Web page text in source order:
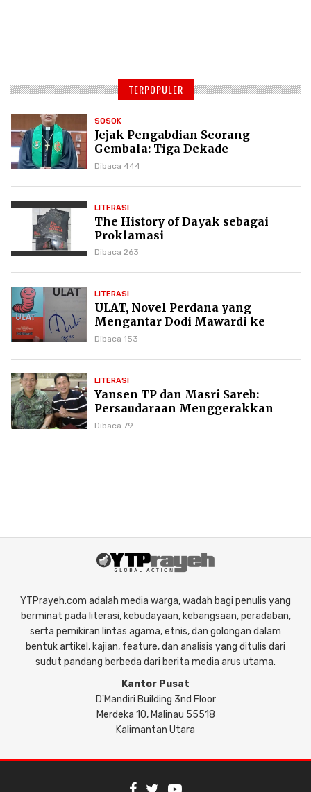
TERPOPULER
SOSOK
Jejak Pengabdian Seorang
Gembala: Tiga Dekade
Kepemimpinan Pdt. Dr. Yulius
Dibaca 444
LITERASI
The History of Dayak sebagai
Proklamasi
Dibaca 263
LITERASI
ULAT, Novel Perdana yang
Mengantar Dodi Mawardi ke
Puncak Karier Kepenulisan
Dibaca 153
LITERASI
Yansen TP dan Masri Sareb:
Persaudaraan Menggerakkan
Literasi Borneo
Dibaca 79
YTPrayeh.com adalah media warga, wadah bagi penulis yang
berminat pada literasi, kebudayaan, kebangsaan, peradaban,
serta pemikiran lintas agama, etnis, dan golongan dalam
bentuk artikel, kajian, feature, dan analisis yang ditulis dari
sudut pandang berbeda dari berita media arus utama.
Kantor Pusat
D'Mandiri Building 3nd Floor
Merdeka 10, Malinau 55518
Kalimantan Utara